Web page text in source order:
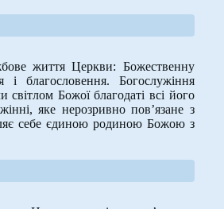
життя Церкви: Божественну
і благословення. Богослужіння
Божої благодаті всі його
яке нерозривно пов’язане з
себе єдиною родиною Божою з